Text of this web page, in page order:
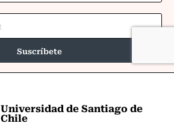
Universidad de Santiago de
Chile